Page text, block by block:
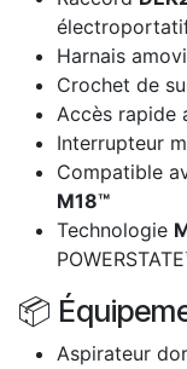
Harnais
Crochet de
Accès rapide
Interrupteur
Compatible
M18™
Technologie
📦
Aspirateur